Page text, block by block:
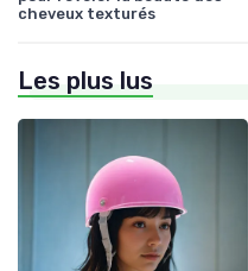
cheveux texturés
Les plus lus